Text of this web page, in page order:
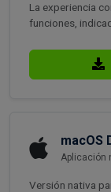
La experiencia
funciones,
macOS
Aplicación
Versión nativa